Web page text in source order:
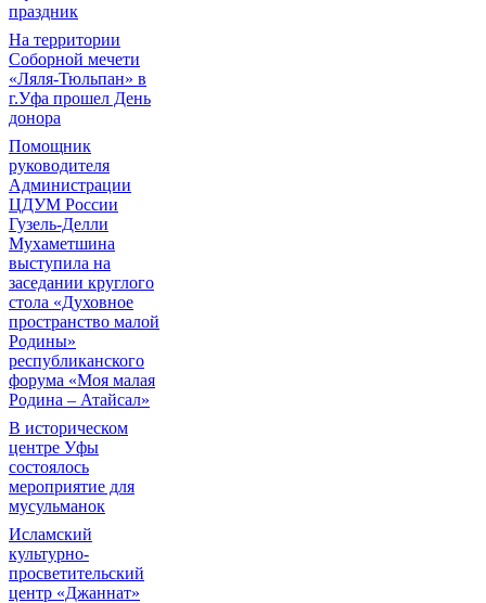
праздник
На территории
Соборной мечети
«Ляля-Тюльпан» в
г.Уфа прошел День
донора
Помощник
руководителя
Администрации
ЦДУМ России
Гузель-Делли
Мухаметшина
выступила на
заседании круглого
стола «Духовное
пространство малой
Родины»
республиканского
форума «Моя малая
Родина – Атайсал»
В историческом
центре Уфы
состоялось
мероприятие для
мусульманок
Исламский
культурно-
просветительский
центр «Джаннат»